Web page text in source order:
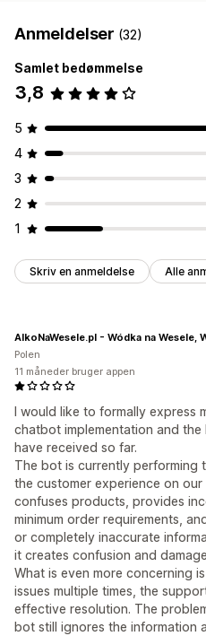
Anmeldelser (32)
Samlet bedømmelse
3,8
5
4
3
2
1
Skriv en anmeldelse Alle
I would like to formally
chatbot implementation and
have received so far.
The bot is currently performing
the customer experience on
confuses products, provides
minimum order requirements,
or completely inaccurate
it creates confusion and
What is even more concerning
issues multiple times, the
effective resolution. The
bot still ignores the information
Polen
11 måneder bruger appen